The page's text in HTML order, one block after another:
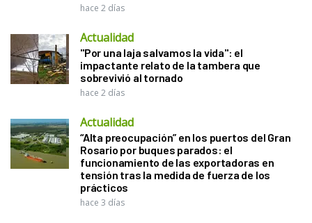
hace 2 días
Actualidad
"Por una laja salvamos la vida": el
impactante relato de la tambera que
sobrevivió al tornado
hace 2 días
Actualidad
“Alta preocupación” en los puertos del Gran
Rosario por buques parados: el
funcionamiento de las exportadoras en
tensión tras la medida de fuerza de los
prácticos
hace 3 días